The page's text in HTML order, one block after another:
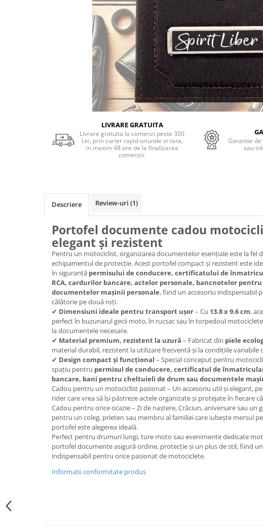
Cadouri Doctori/Asistente
Cadouri Motociclisti
Cadouri Politisti
Cadouri Pompieri
Cadouri Soferi/Mecanici
Cadouri Stomatologi
Cadouri Stylisti
Cadouri Tractoristi
Cadouri Vanatori/Padurari
Cadre Didactice
LIVRARE GRATUITA
Livrare gratuita la comenzi peste 300
Lei, prin curier rapid oriunde in tara,
in maxim 48 ore de la finalizarea
comenzii.
Garantie
sau
Descriere Review-uri (1)
Portofel documente cadou
elegant și rezistent
Pentru un motociclist, organizarea documentelor esențiale este la fel
echipamentul de protecție. Acest portofel compact și rezistent este
în siguranță permisului de conducere, certificatului de
RCA, cardurilor bancare, actelor personale, bancnotelor
documentelor mașinii personale, fiind un accesoriu indispensabil
călătorie pe două roți.
✔ Dimensiuni ideale pentru transport ușor– Cu 13.8 x 9.6 cm,
perfect în buzunarul gecii moto, în rucsac sau în torpedoul
la documentele necesare.
✔ Material premium, rezistent la uzură – Fabricat din piele
material durabil, rezistent la utilizare frecventă și la condițiile variabile
✔ Design compact și funcțional – Special conceput pentru
spațiu pentru permisul de conducere, certificatul de
bancare, bani pentru cheltuieli de drum sau documentele
Cadou pentru un motociclist pasionat – Un accesoriu util și elegant,
rider care vrea să își păstreze actele organizate și protejate în fiecare
Cadou pentru orice ocazie – Zi de naștere, Crăciun, aniversare sau un
pentru un coleg, prieten sau membru al familiei care iubește mersul
portofel este alegerea ideală.
Perfect pentru drumuri lungi, ture moto sau evenimente dedicate
portofel documente asigură ordine, protecție și un plus de stil, fiind
indispensabil pentru orice pasionat de motociclete.
Informatii conformitate produs